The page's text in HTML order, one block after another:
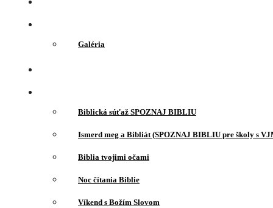
Galéria
Biblická súťaž SPOZNAJ BIBLIU
Ismerd meg a Bibliát (SPOZNAJ BIBLIU pre školy s
Biblia tvojimi očami
Noc čítania Biblie
Víkend s Božím Slovom